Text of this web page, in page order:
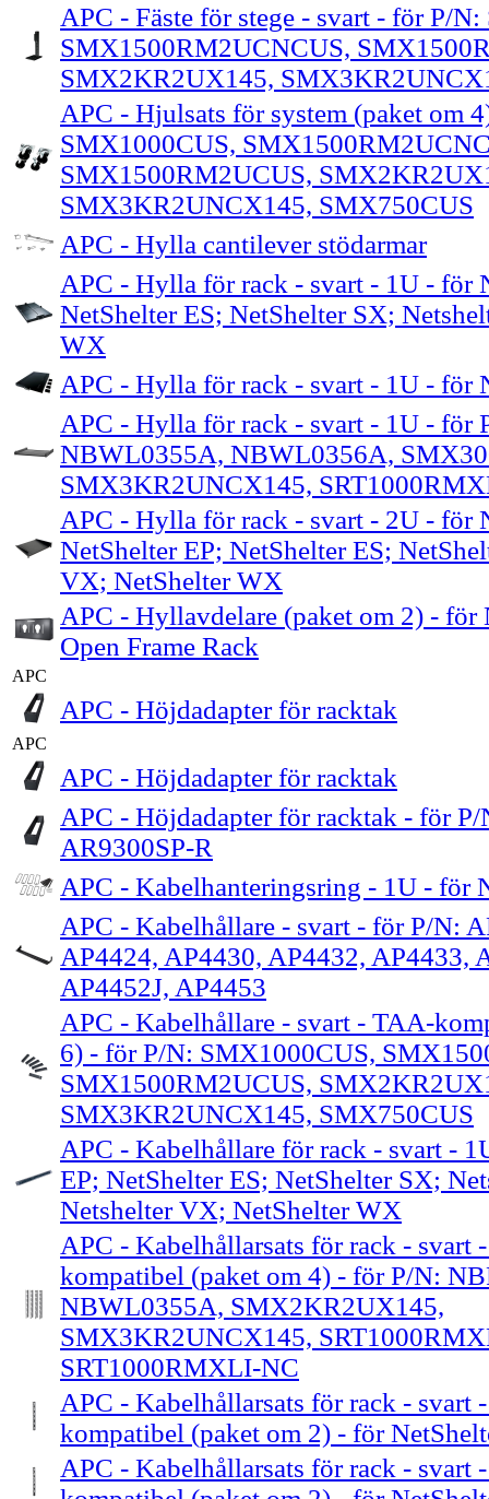
APC - Fäste för stege - svart - för P/
SMX1500RM2UCNCUS,
SMX2KR2UX145,
APC - Hjulsats för system (paket om
SMX1000CUS,
SMX1500RM2UCUS,
SMX3KR2UNCX145, SMX750CUS
APC - Hylla cantilever stödarmar
APC - Hylla för rack - svart - 1U - för
NetShelter ES; NetShelter SX;
WX
APC - Hylla för rack - svart - 1U - för
APC - Hylla för rack - svart - 1U - för
NBWL0355A, NBWL0356A,
SMX3KR2UNCX145,
APC - Hylla för rack - svart - 2U - för
NetShelter EP; NetShelter ES;
VX; NetShelter WX
APC - Hyllavdelare (paket om 2) - för
Open Frame Rack
APC
APC - Höjdadapter för racktak
APC
APC - Höjdadapter för racktak
APC - Höjdadapter för racktak - för P/
AR9300SP-R
APC - Kabelhanteringsring - 1U - för
APC - Kabelhållare - svart - för P/N:
AP4424, AP4430, AP4432, AP4433,
AP4452J, AP4453
APC - Kabelhållare - svart - TAA-
6) - för P/N: SMX1000CUS,
SMX1500RM2UCUS,
SMX3KR2UNCX145, SMX750CUS
APC - Kabelhållare för rack - svart -
EP; NetShelter ES; NetShelter SX;
Netshelter VX; NetShelter WX
APC - Kabelhållarsats för rack - svart
kompatibel (paket om 4) - för P/N:
NBWL0355A, SMX2KR2UX145,
SMX3KR2UNCX145,
SRT1000RMXLI-NC
APC - Kabelhållarsats för rack - svart
kompatibel (paket om 2) - för
APC - Kabelhållarsats för rack - svart